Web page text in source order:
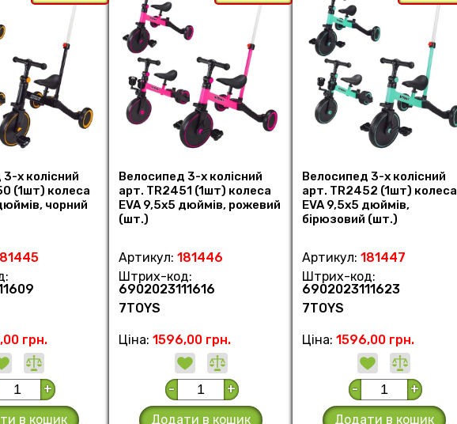
х колісний
(1шт) колеса
чорний
грн.
+
в кошик
Велосипед 3-х колісний
арт. TR2451 (1шт) колеса
EVA 9,5х5 дюймів, рожевий
(шт.)
Артикул: 181446
Штрих-код:
6902023111616
7TOYS
Ціна: 1596,00 грн.
- +
Додати в кошик
Велосипед 3-х колісний
арт. TR2452 (1шт) колеса
EVA 9,5х5 дюймів,
бірюзовий (шт.)
Артикул: 181447
Штрих-код:
6902023111623
7TOYS
Ціна: 1596,00 грн.
- +
Додати в кошик